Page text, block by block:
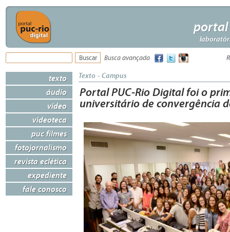
portal
Busca avançada
texto
áudio
vídeo
videoteca
puc filmes
fotojornalismo
revista eclética
expediente
fale conosco
Texto - Campus
Portal PUC-Rio Digital foi o
universitário de convergência